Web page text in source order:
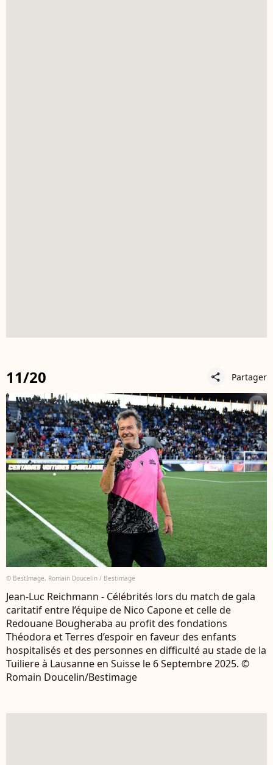
11/20 share Partager
© BestImage, Romain Doucelin / Bestimage
Jean-Luc Reichmann - Célébrités lors du match de gala
caritatif entre l’équipe de Nico Capone et celle de
Redouane Bougheraba au profit des fondations
Théodora et Terres d’espoir en faveur des enfants
hospitalisés et des personnes en difficulté au stade de la
Tuiliere à Lausanne en Suisse le 6 Septembre 2025. ©
Romain Doucelin/Bestimage